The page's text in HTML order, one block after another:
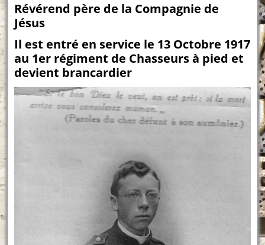
Révérend père de la Compagnie de
Jésus
Il est entré en service le 13 Octobre 1917
au 1er régiment de Chasseurs à pied et
devient brancardier